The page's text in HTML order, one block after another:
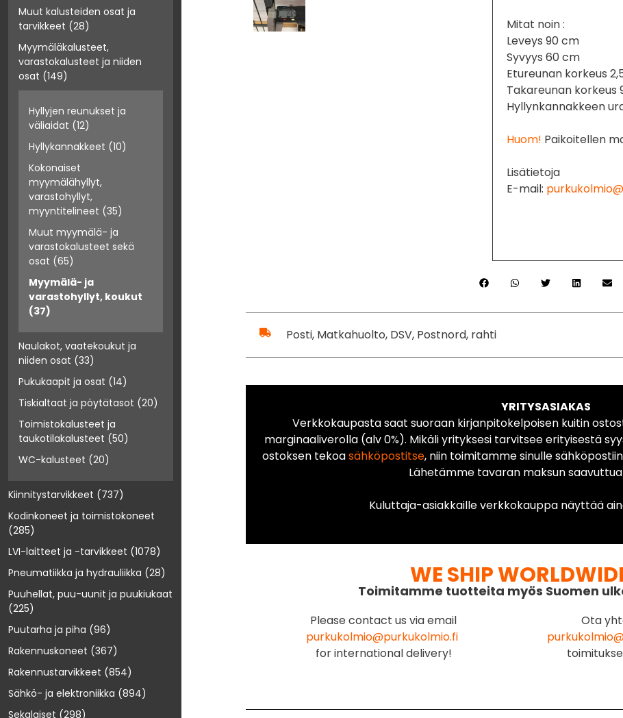
Muut kalusteiden osat ja
tarvikkeet (28)
Myymäläkalusteet,
varastokalusteet ja niiden
osat (149)
Hyllyjen reunukset ja
väliaidat (12)
Hyllykannakkeet (10)
Kokonaiset
myymälähyllyt,
varastohyllyt,
myyntitelineet (35)
Muut myymälä- ja
varastokalusteet sekä
osat (65)
Myymälä- ja
varastohyllyt, koukut
(37)
Naulakot, vaatekoukut ja
niiden osat (33)
Pukukaapit ja osat (14)
Tiskialtaat ja pöytätasot (20)
Toimistokalusteet ja
taukotilakalusteet (50)
WC-kalusteet (20)
Kiinnitystarvikkeet (737)
Kodinkoneet ja toimistokoneet
(285)
LVI-laitteet ja -tarvikkeet (1078)
Pneumatiikka ja hydrauliikka (28)
Puuhellat, puu-uunit ja puukiukaat
(225)
Puutarha ja piha (96)
Rakennuskoneet (367)
Rakennustarvikkeet (854)
Sähkö- ja elektroniikka (894)
Sekalaiset (298)
Mitat noin :
Leveys 90 cm
Syvyys 60 cm
Etureunan korkeus
Takareunan korkeus
Hyllynkannakkeen
Huom! Paikoitellen
Lisätietoja
E-mail:
Posti, Matkahuolto, DSV, Postnord, rahti
YRITYSASIAKAS
Verkkokaupasta saat suoraan kirjanpitokelpoisen kuitin
marginaaliverolla (alv 0%). Mikäli yrityksesi tarvitsee erityisestä
ostoksen tekoasähköpostitse, niin toimitamme sinulle
Lähetämme tavaran maksun
Kuluttaja-asiakkaille verkkokauppa näyttää
WE SHIP
Toimitamme tuotteita myös Suomen
Please contact us via email
purkukolmio@purkukolmio.fi
for international delivery!
Ota